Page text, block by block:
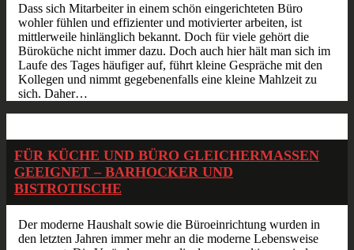
Dass sich Mitarbeiter in einem schön eingerichteten Büro
wohler fühlen und effizienter und motivierter arbeiten, ist
mittlerweile hinlänglich bekannt. Doch für viele gehört die
Büroküche nicht immer dazu. Doch auch hier hält man sich im
Laufe des Tages häufiger auf, führt kleine Gespräche mit den
Kollegen und nimmt gegebenenfalls eine kleine Mahlzeit zu
sich. Daher…
FÜR KÜCHE UND BÜRO GLEICHERMASSEN G
EEIGNET – BARHOCKER UND B
ISTROTISCHE
Der moderne Haushalt sowie die Büroeinrichtung wurden in
den letzten Jahren immer mehr an die moderne Lebensweise